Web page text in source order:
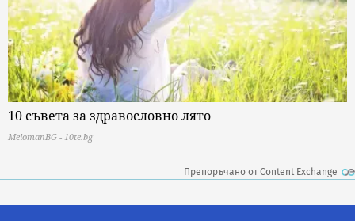
10 съвета за здравословно лято
MelomanBG - 10te.bg
Препоръчано от Content Exchange